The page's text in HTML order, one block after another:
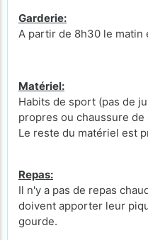
Garderie:
A partir de 8h30 le matin
Matériel:
Habits de sport (pas de
propres ou chaussure
Le reste du matériel est
Repas:
Il n'y a pas de repas
doivent apporter leur
gourde.